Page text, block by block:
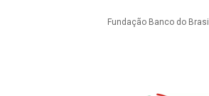
Fundação Banco do Brasil